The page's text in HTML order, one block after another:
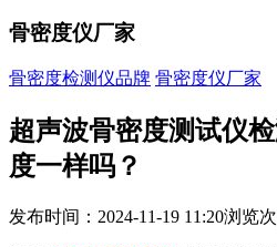
骨密度仪厂家
骨密度检测仪品牌 骨密度仪厂家
超声波骨密度测试仪
度一样吗？
发布时间：2024-11-19 11:20浏览次